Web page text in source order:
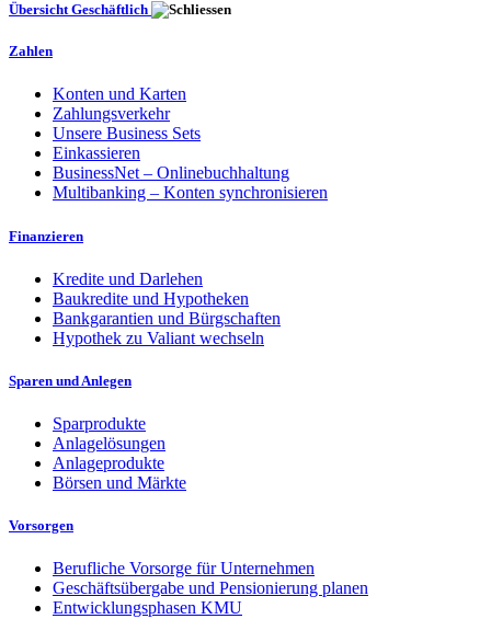
Übersicht Geschäftlich
Zahlen
Konten und Karten
Zahlungsverkehr
Unsere Business Sets
Einkassieren
BusinessNet – Onlinebuchhaltung
Multibanking – Konten synchronisieren
Finanzieren
Kredite und Darlehen
Baukredite und Hypotheken
Bankgarantien und Bürgschaften
Hypothek zu Valiant wechseln
Sparen und Anlegen
Sparprodukte
Anlagelösungen
Anlageprodukte
Börsen und Märkte
Vorsorgen
Berufliche Vorsorge für Unternehmen
Geschäftsübergabe und Pensionierung planen
Entwicklungsphasen KMU